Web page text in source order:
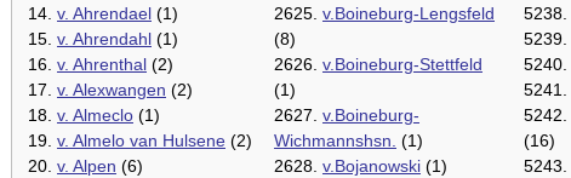
14. v. Ahrendael (1)
15. v. Ahrendahl (1)
16. v. Ahrenthal (2)
17. v. Alexwangen (2)
18. v. Almeclo (1)
19. v. Almelo van Hulsene (2)
20. v. Alpen (6)
2625. v.Boineburg-Lengsfeld
(8)
2626. v.Boineburg-Stettfeld
(1)
2627. v.Boineburg-
Wichmannshsn. (1)
2628. v.Bojanowski (1)
5238.
5239.
5240.
5241.
5242.
(16)
5243.